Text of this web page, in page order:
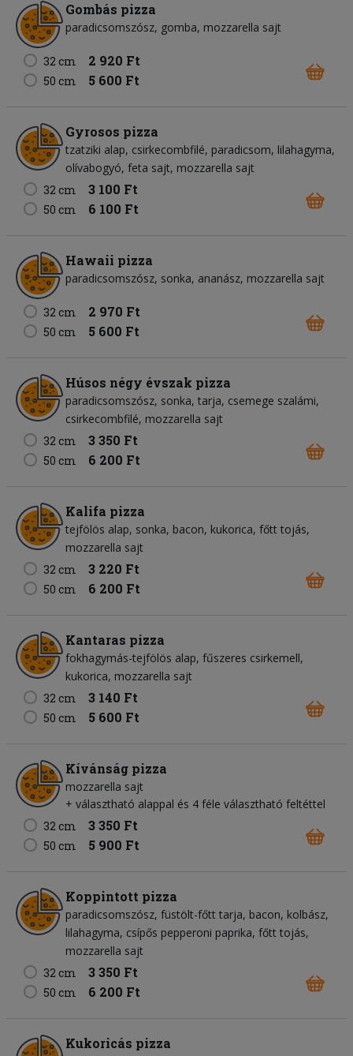
Gombás pizza
paradicsomszósz gomba mozzarella sajt
32 cm 2 920 Ft
50 cm 5 600 Ft
Gyrosos pizza
tzatziki alap csirkecombfilé paradicsom lilahagyma
olívabogyó feta sajt mozzarella sajt
32 cm
3 100 Ft
50 cm 6 100 Ft
Hawaii pizza
paradicsomszósz sonka ananász mozzarella sajt
32 cm 2 970 Ft
50 cm 5 600 Ft
Húsos négy évszak pizza
paradicsomszósz sonka tarja csemege szalámi
csirkecombfilé mozzarella sajt
32 cm
3 350 Ft
50 cm 6 200 Ft
Kalifa pizza
tejfölös alap sonka bacon kukorica főtt tojás
mozzarella sajt
32 cm
3 220 Ft
50 cm 6 200 Ft
Kantaras pizza
fokhagymás-tejfölös alap fűszeres csirkemell
kukorica mozzarella sajt
32 cm
3 140 Ft
50 cm 5 600 Ft
Kívánság pizza
mozzarella sajt
+ választható alappal és 4 féle választható feltéttel
32 cm
3 350 Ft
50 cm 5 900 Ft
Koppintott pizza
paradicsomszósz füstölt-főtt tarja bacon kolbász
lilahagyma csípős pepperoni paprika főtt tojás
mozzarella sajt
32 cm
3 350 Ft
50 cm 6 200 Ft
Kukoricás pizza